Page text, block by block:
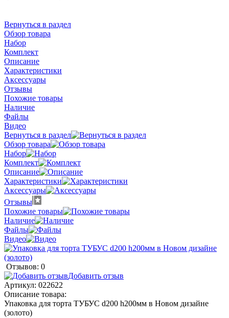
Вернуться в раздел
Обзор товара
Набор
Комплект
Описание
Характеристики
Аксессуары
Отзывы
Похожие товары
Наличие
Файлы
Видео
Вернуться в раздел
Обзор товара
Набор
Комплект
Описание
Характеристики
Аксессуары
Отзывы
Похожие товары
Наличие
Файлы
Видео
Отзывов: 0
Добавить отзыв
Артикул: 022622
Описание товара:
Упаковка для торта ТУБУС d200 h200мм в Новом дизайне
(золото)